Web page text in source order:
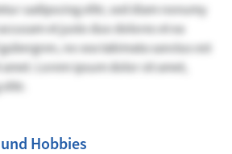
sadipscing elitr, sed diam nonumy
et justo duo dolores et ea
no sea takimata sanctus est
Lorem ipsum dolor sit amet,
Hobbies